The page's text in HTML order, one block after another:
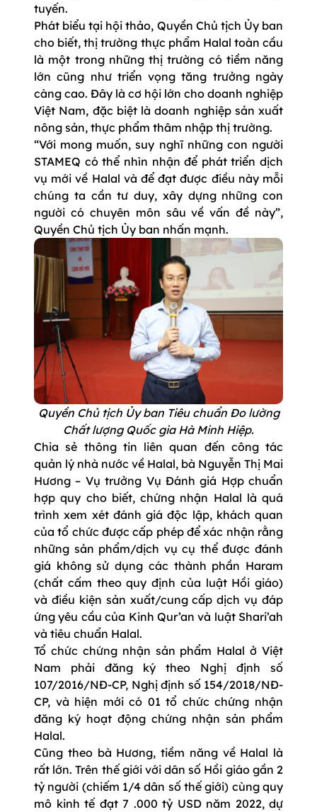
tuyến.
Phát biểu tại hội thảo, Quyền Chủ tịch Ủy ban
cho biết, thị trường thực phẩm Halal toàn cầu
là một trong những thị trường có tiềm năng
lớn cũng như triển vọng tăng trưởng ngày
càng cao. Đây là cơ hội lớn cho doanh nghiệp
Việt Nam, đặc biệt là doanh nghiệp sản xuất
nông sản, thực phẩm thâm nhập thị trường.
“Với mong muốn, suy nghĩ những con người
STAMEQ có thể nhìn nhận để phát triển dịch
vụ mới về Halal và để đạt được điều này mỗi
chúng ta cần tư duy, xây dựng những con
người có chuyên môn sâu về vấn đề này”,
Quyền Chủ tịch Ủy ban nhấn mạnh.
Quyền Chủ tịch Ủy ban Tiêu chuẩn Đo lường
Chất lượng Quốc gia Hà Minh Hiệp.
Chia sẻ thông tin liên quan đến công tác
quản lý nhà nước về Halal, bà Nguyễn Thị Mai
Hương – Vụ trưởng Vụ Đánh giá Hợp chuẩn
hợp quy cho biết, chứng nhận Halal là quá
trình xem xét đánh giá độc lập, khách quan
của tổ chức được cấp phép để xác nhận rằng
những sản phẩm/dịch vụ cụ thể được đánh
giá không sử dụng các thành phần Haram
(chất cấm theo quy định của luật Hồi giáo)
và điều kiện sản xuất/cung cấp dịch vụ đáp
ứng yêu cầu của Kinh Qur’an và luật Shari’ah
và tiêu chuẩn Halal.
Tổ chức chứng nhận sản phẩm Halal ở Việt
Nam phải đăng ký theo Nghị định số
107/2016/NĐ-CP, Nghị định số 154/2018/NĐ-
CP, và hiện mới có 01 tổ chức chứng nhận
đăng ký hoạt động chứng nhận sản phẩm
Halal.
Cũng theo bà Hương, tiềm năng về Halal là
rất lớn. Trên thế giới với dân số Hồi giáo gần 2
tỷ người (chiếm 1/4 dân số thế giới) cùng quy
mô kinh tế đạt 7 .000 tỷ USD năm 2022, dự